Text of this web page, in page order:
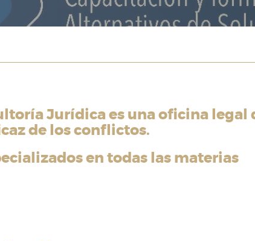
Jurídica es una oficina legal
de los conflictos.
en todas las materias